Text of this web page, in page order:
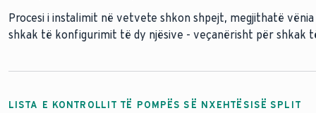
Procesi i instalimit në vetvete shkon shpejt, megjithatë
shkak të konfigurimit të dy njësive - veçanërisht për shkak
LISTA E KONTROLLIT TË POMPËS SË NXEHTËSISË SPLIT